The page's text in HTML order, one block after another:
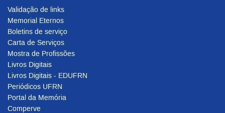
Validação de links
Memorial Eternos
Boletins de serviço
Carta de Serviços
Mostra de Profissões
Livros Digitais
Livros Digitais - EDUFRN
Periódicos UFRN
Portal da Memória
Comperve